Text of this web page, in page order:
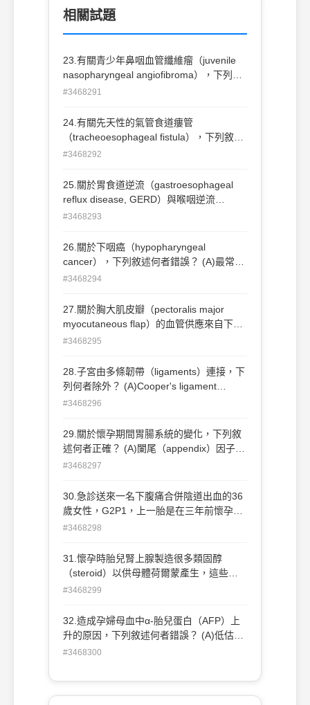
相關試題
23.有關青少年鼻咽血管纖維瘤（juvenile
nasopharyngeal angiofibroma），下列敘
述何者錯誤？ (A)常見症狀為鼻塞及流鼻血
術切除及術後若有殘留腫瘤，則以放射線治
療為準則 (D)手術前內上頜動脈（internal
#3468291
24.有關先天性的氣管食道瘻管
（tracheoesophageal fistula），下列敘述
何者正確？ (A)最常見的解剖類型是H-型的
查一定可以診斷出來 (C)一旦產前診斷出此
異常，在胎兒出生時，就必須安排ex utero
#3468292
25.關於胃食道逆流（gastroesophageal
reflux disease, GERD）與喉咽逆流
（laryngopharyngeal reflux, LPR）之比較
（heartburn）較常見於LPR (B)GERD之症
狀好發於夜間平躺時 (C)咽喉內視鏡為二者
#3468293
26.關於下咽癌（hypopharyngeal
cancer），下列敘述何者錯誤？ (A)最常發
生於後咽壁（posterior pharyngeal wall）
syndrome有關 (C)癌細胞較容易出現黏膜
下擴散（submucosal spread） (D)容易經
#3468294
27.關於胸大肌皮瓣（pectoralis major
myocutaneous flap）的血管供應來自下列
何者？ (A)superior thoracic artery
thoracic artery (D)subscapular artery
#3468295
28.子宮由多條韌帶（ligaments）連接，下
列何者除外？ (A)Cooper's ligament
(B)broad ligament (C)round ligament
#3468296
29.關於懷孕期間胃腸系統的變化，下列敘
述何者正確？ (A)闌尾（appendix）因子宮
的壓迫位置會下移至比正常解剖位置低 (B)
度及幅度增加 (C)胃排空時間（gastric
emptying time）不變 (D)血清白蛋白
#3468297
30.急診送來一名下腹痛合併陰道出血的36
歲女性，G2P1，上一胎是在三年前懷孕38
週經陰道自然生 產，目前這一次懷孕的週
週。病患到急診時臉色蒼白、不 論站或坐
均感到頭昏眼花，體溫37°C、脈搏每分鐘
陰道出血、右側子宮附屬 器明顯脹痛，尿
液懷孕測試呈陽性反應，骨盆腔超音波檢查
發現：右側子宮附屬器子宮外孕、且骨 盆
（hematocrit）27%，依此病患的狀況，下
列何者為在急診 最適當的下一步處置？ (A)
#3468298
31.懷孕時胎兒腎上腺製造很多類固醇
（steroid）以供母體荷爾蒙產生，這些類
固醇（steroid）主要 之前驅物
醇（low-density lipoprotein cholesterol）
(B)高密度脂蛋白膽固醇（high-density
#3468299
32.造成孕婦母血中α-胎兒蛋白（AFP）上
升的原因，下列敘述何者錯誤？ (A)低估懷
孕週數 (B)胎兒神經管缺損 (C)胎兒薦尾畸
#3468300